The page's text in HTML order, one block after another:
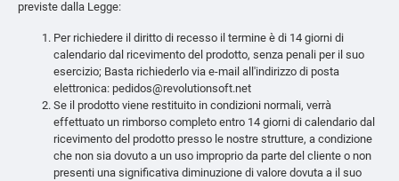
previste dalla Legge:
Per richiedere il diritto di recesso il termine è di 14 giorni di
calendario dal ricevimento del prodotto, senza penali per il suo
esercizio; Basta richiederlo via e-mail all'indirizzo di posta
elettronica: pedidos@revolutionsoft.net
Se il prodotto viene restituito in condizioni normali, verrà
effettuato un rimborso completo entro 14 giorni di calendario dal
ricevimento del prodotto presso le nostre strutture, a condizione
che non sia dovuto a un uso improprio da parte del cliente o non
presenti una significativa diminuzione di valore dovuta a il suo